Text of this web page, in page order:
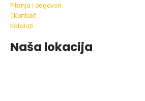
Pitanja i odgovori
Kontakt
Katalozi
Naša lokacija